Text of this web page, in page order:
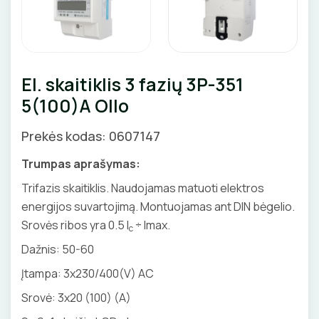
Pirties apšvietimas
Augalų apšvietimas
Valdikliai, pulteliai
Judesio davikliai
GNYBTAI
KABELIAI, LAIDAI
IZOLIACINĖS JUOSTOS
SANDARIKLIAI
TERMO VAMZDELIAI, PIRŠTINĖS
TVIRTINIMO DETALĖS
GRINDINĖS DĖŽUTĖS
Priedai
SKAITIKLIAI
VARIKLIO JUNGIKLIAI
IŠMANŪS NAMAI
DŪMŲ DETEKTORIAI
SROVĖS TRANSFORMATORIAI
ATSUKTUVAI
El. skaitiklis 3 fazių 3P-351
5(100)A Ollo
Prekės kodas: 0607147
Trumpas aprašymas:
Trifazis skaitiklis. Naudojamas matuoti elektros
energijos suvartojimą. Montuojamas ant DIN bėgelio.
Srovės ribos yra 0.5 Ic ÷ Imax.
Dažnis: 50-60
Įtampa: 3x230/400(V) AC
Srovė: 3x20 (100) (A)